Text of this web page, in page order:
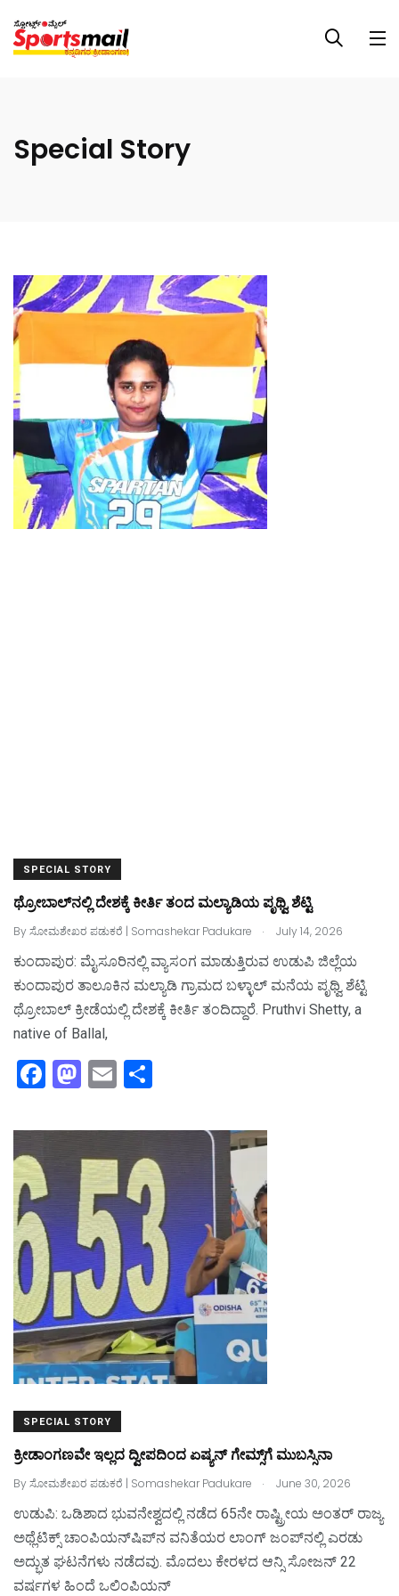
Special Story
SPECIAL STORY
ಥ್ರೋಬಾಲ್‌ನಲ್ಲಿ ದೇಶಕ್ಕೆ ಕೀರ್ತಿ ತಂದ ಮಲ್ಯಾಡಿಯ ಪೃಥ್ವಿ ಶೆಟ್ಟಿ
Byಸೋಮಶೇಖರ ಪಡುಕರೆ | Somashekar Padukare . July 14, 2026
ಕುಂದಾಪುರ: ಮೈಸೂರಿನಲ್ಲಿ ವ್ಯಾಸಂಗ ಮಾಡುತ್ತಿರುವ ಉಡುಪಿ ಜಿಲ್ಲೆಯ
ಕುಂದಾಪುರ ತಾಲೂಕಿನ ಮಲ್ಯಾಡಿ ಗ್ರಾಮದ ಬಳ್ಳಾಲ್‌ ಮನೆಯ ಪೃಥ್ವಿ ಶೆಟ್ಟಿ
ಥ್ರೋಬಾಲ್‌ ಕ್ರೀಡೆಯಲ್ಲಿ ದೇಶಕ್ಕೆ ಕೀರ್ತಿ ತಂದಿದ್ದಾರೆ. Pruthvi Shetty, a
native of Ballal,
F
a
c
e
b
o
o
k
M
a
st
o
d
o
n
E
m
ai
l
ar
e
SPECIAL STORY
ಕ್ರೀಡಾಂಗಣವೇ ಇಲ್ಲದ ದ್ವೀಪದಿಂದ ಏಷ್ಯನ್‌ ಗೇಮ್ಸ್‌ಗೆ ಮುಬಸ್ಸಿನಾ
Byಸೋಮಶೇಖರ ಪಡುಕರೆ | Somashekar Padukare . June 30, 2026
ಉಡುಪಿ: ಒಡಿಶಾದ ಭುವನೇಶ್ವದಲ್ಲಿ ನಡೆದ 65ನೇ ರಾಷ್ಟ್ರೀಯ ಅಂತರ್‌ ರಾಜ್ಯ
ಅಥ್ಲೆಟಿಕ್ಸ್‌ ಚಾಂಪಿಯನ್‌ಷಿಪ್‌ನ ವನಿತೆಯರ ಲಾಂಗ್ ಜಂಪ್‌ನಲ್ಲಿ ಎರಡು
ಅದ್ಭುತ ಘಟನೆಗಳು ನಡೆದವು. ಮೊದಲು ಕೇರಳದ ಆನ್ಸಿ ಸೋಜನ್‌ 22
ವರ್ಷಗಳ ಹಿಂದೆ ಒಲಿಂಪಿಯನ್‌